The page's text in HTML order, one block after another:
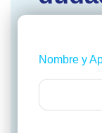
Nombre y